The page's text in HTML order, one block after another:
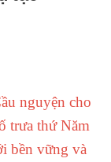
nguyện cho
trưa thứ Năm
bền vững và